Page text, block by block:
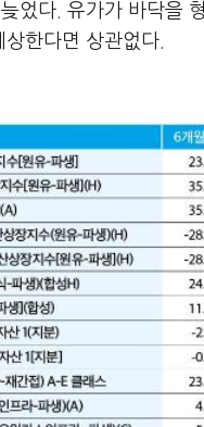
었다. 유가가 바닥을
한다면 상관없다.